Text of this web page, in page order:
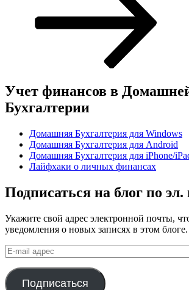
Учет финансов в
Бухгалтерии
Домашняя Бухгалтерия для Windows
Домашняя Бухгалтерия для Android
Домашняя Бухгалтерия для iPhone/
Лайфхаки о личных финансах
Подписаться на блог по эл.
Укажите свой адрес электронной почты,
уведомления о новых записях в этом блоге.
E-
mail
адрес
Подписаться